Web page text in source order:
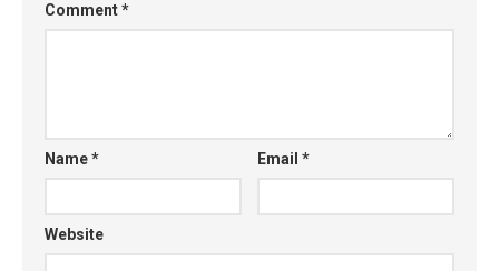
Comment*
Name* Email*
Website